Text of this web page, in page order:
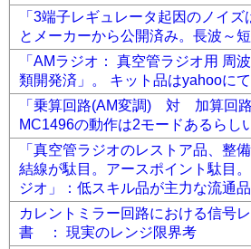
「3端子レギュレータ起因のノイズ
とメーカーから公開済み。長波～短
「AMラジオ： 真空管ラジオ用
類開発済」。 キット品はyahooにて
「乗算回路(AM変調) 対 加算回路
MC1496の動作は2モードあるらし
「真空管ラジオのレストア品、整
結線が駄目。アースポイント駄目
ジオ」：低スキル品が主力な流通品
カレントミラー回路における信号
書 ： 現実のレンジ限界考